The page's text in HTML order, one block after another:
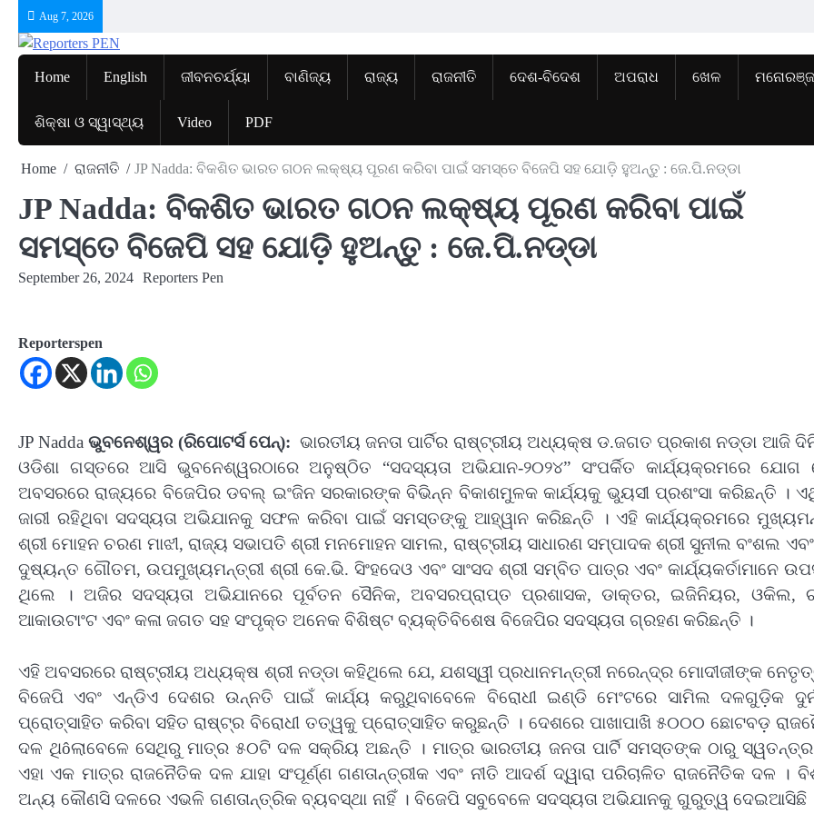
content
Aug 7, 2026
Home English ଜୀବନଚର୍ଯ୍ୟା ବାଣିଜ୍ୟ ରାଜ୍ୟ ରାଜନୀତି ଦେଶ-ବିଦେଶ ଅପରାଧ ଖେଳ
ଶିକ୍ଷା ଓ ସ୍ୱାସ୍ଥ୍ୟ Video PDF
Home ରାଜନୀତି JP Nadda: ବିକଶିତ ଭାରତ ଗଠନ ଲକ୍ଷ୍ୟ ପୂରଣ କରିବା ପାଇଁ ସମସ୍ତେ ବିଜେପି ସହ ଯୋଡ଼ି ହୁଅନ୍ତୁ : ଜେ.ପି.ନଡ୍ଡା
JP Nadda: ବିକଶିତ ଭାରତ ଗଠନ ଲକ୍ଷ୍ୟ ପୂରଣ କରିବା ପାଇଁ
ସମସ୍ତେ ବିଜେପି ସହ ଯୋଡ଼ି ହୁଅନ୍ତୁ : ଜେ.ପି.ନଡ୍ଡା
September 26, 2024 Reporters Pen
Reporterspen
JP Naddaଭୁବନେଶ୍ୱର (ରିପୋଟର୍ସ ପେନ୍‌): ଭାରତୀୟ ଜନତା ପାର୍ଟିର ରାଷ୍ଟ୍ରୀୟ ଅଧ୍ୟକ୍ଷ ଡ.ଜଗତ ପ୍ରକାଶ ନଡ୍ଡା ଆଜି
ଓଡିଶା ଗସ୍ତରେ ଆସି ଭୁବନେଶ୍ୱରଠାରେ ଅନୁଷ୍ଠିତ “ସଦସ୍ୟତା ଅଭିଯାନ-୨୦୨୪” ସଂପର୍କିତ କାର୍ଯ୍ୟକ୍ରମରେ ଯୋଗ
ଅବସରରେ ରାଜ୍ୟରେ ବିଜେପିର ଡବଲ୍ ଇଂଜିନ ସରକାରଙ୍କ ବିଭିନ୍ନ ବିକାଶମୁଳକ କାର୍ଯ୍ୟକୁ ଭୁୟସୀ ପ୍ରଶଂସା କରିଛନ୍ତି ।
ଜାରୀ ରହିଥିବା ସଦସ୍ୟତା ଅଭିଯାନକୁ ସଫଳ କରିବା ପାଇଁ ସମସ୍ତଙ୍କୁ ଆହ୍ୱାନ କରିଛନ୍ତି । ଏହି କାର୍ଯ୍ୟକ୍ରମରେ
ଶ୍ରୀ ମୋହନ ଚରଣ ମାଝୀ, ରାଜ୍ୟ ସଭାପତି ଶ୍ରୀ ମନମୋହନ ସାମଲ, ରାଷ୍ଟ୍ରୀୟ ସାଧାରଣ ସମ୍ପାଦକ ଶ୍ରୀ ସୁନୀଲ ବଂଶଲ
ଦୁଷ୍ୟନ୍ତ ଗୌତମ, ଉପମୁଖ୍ୟମନ୍ତ୍ରୀ ଶ୍ରୀ କେ.ଭି. ସିଂହଦେଓ ଏବଂ ସାଂସଦ ଶ୍ରୀ ସମ୍ବିତ ପାତ୍ର ଏବଂ କାର୍ଯ୍ୟକର୍ତାମାନେ
ଥିଲେ । ଅଜିର ସଦସ୍ୟତା ଅଭିଯାନରେ ପୂର୍ବତନ ସୈନିକ, ଅବସରପ୍ରାପ୍ତ ପ୍ରଶାସକ, ଡାକ୍ତର, ଇଜିନିୟର, ଓକିଲ,
ଆକାଉଟାଂଟ ଏବଂ କଳା ଜଗତ ସହ ସଂପୃକ୍ତ ଅନେକ ବିଶିଷ୍ଟ ବ୍ୟକ୍ତିବିଶେଷ ବିଜେପିର ସଦସ୍ୟତା ଗ୍ରହଣ କରିଛନ୍ତି ।
ଏହି ଅବସରରେ ରାଷ୍ଟ୍ରୀୟ ଅଧ୍ୟକ୍ଷ ଶ୍ରୀ ନଡ୍ଡା କହିଥିଲେ ଯେ, ଯଶସ୍ୱୀ ପ୍ରଧାନମନ୍ତ୍ରୀ ନରେନ୍ଦ୍ର ମୋଦୀଜୀଙ୍କ
ବିଜେପି ଏବଂ ଏନ୍‌ଡିଏ ଦେଶର ଉନ୍ନତି ପାଇଁ କାର୍ଯ୍ୟ କରୁଥିବାବେଳେ ବିରୋଧୀ ଇଣ୍ଡି ମେଂଟରେ ସାମିଲ ଦଳଗୁଡ଼ିକ
ପ୍ରୋତ୍ସାହିତ କରିବା ସହିତ ରାଷ୍ଟ୍ର ବିରୋଧୀ ତତ୍ୱକୁ ପ୍ରୋତ୍ସାହିତ କରୁଛନ୍ତି । ଦେଶରେ ପାଖାପାଖି ୫୦୦୦ ଛୋଟବଡ଼
ଦଳ ଥିôଲାବେଳେ ସେଥିରୁ ମାତ୍ର ୫୦ଟି ଦଳ ସକ୍ରିୟ ଅଛନ୍ତି । ମାତ୍ର ଭାରତୀୟ ଜନତା ପାର୍ଟି ସମସ୍ତଙ୍କ ଠାରୁ ସ୍ୱତନ୍ତ୍ର
ଏହା ଏକ ମାତ୍ର ରାଜନୈତିକ ଦଳ ଯାହା ସଂପୂର୍ଣ୍ଣ ଗଣତାନ୍ତ୍ରୀକ ଏବଂ ନୀତି ଆଦର୍ଶ ଦ୍ୱାରା ପରିଚାଳିତ ରାଜନୈତିକ ଦଳ ।
ଅନ୍ୟ କୌଣସି ଦଳରେ ଏଭଳି ଗଣତାନ୍ତ୍ରିକ ବ୍ୟବସ୍ଥା ନାହିଁ । ବିଜେପି ସବୁବେଳେ ସଦସ୍ୟତା ଅଭିଯାନକୁ ଗୁରୁତ୍ୱ ଦେଇଆସିଛି